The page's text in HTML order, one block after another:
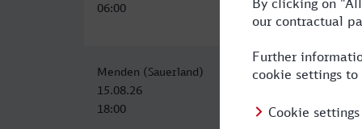
06:00
12:13
Menden (Sauerland)
15.08.26
18:00
Halle (Saale) Hbf
00:49